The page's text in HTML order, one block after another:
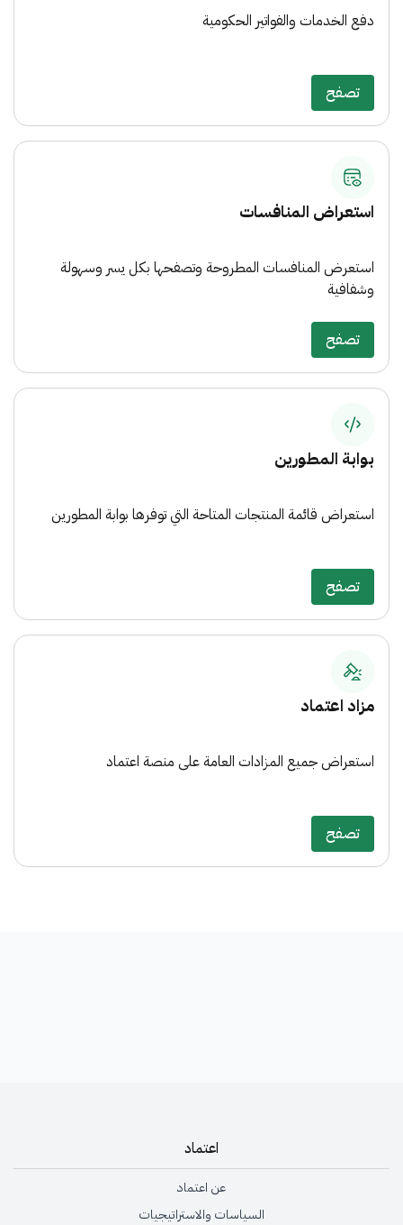
دفع الخدمات والفواتير الحكومية
تصفح
استعراض المنافسات
استعرض المنافسات المطروحة وتصفحها بكل يسر وسهولة
وشفافية
تصفح
بوابة المطورين
استعراض قائمة المنتجات المتاحة التي توفرها بوابة المطورين
تصفح
مزاد اعتماد
استعراض جميع المزادات العامة على منصة اعتماد
تصفح
اعتماد
عن اعتماد
السياسات والاستراتيجيات